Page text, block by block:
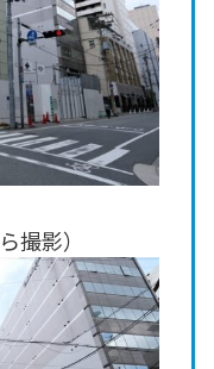
撮影）